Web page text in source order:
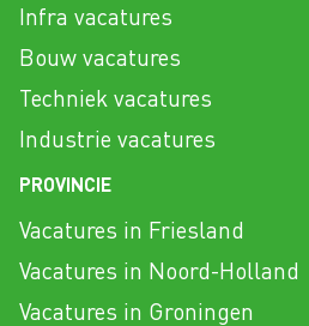
Infra vacatures
Bouw vacatures
Techniek vacatures
Industrie vacatures
PROVINCIE
Vacatures in Friesland
Vacatures in Noord-Holland
Vacatures in Groningen